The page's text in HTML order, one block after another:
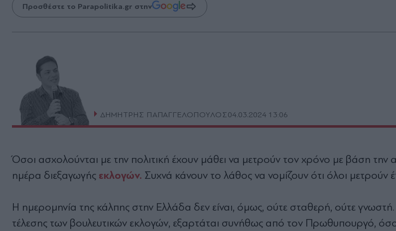
Προσθέστε το Parapolitika.gr στην
ΔΗΜΗΤΡΗΣ ΠΑΠΑΓΓΕΛΟΠΟΥΛΟΣ04.03.2024 13:06
Όσοι ασχολούνται με την πολιτική έχουν μάθει να μετρούν τον χρόνο με βάση
ημέρα διεξαγωγής εκλογών. Συχνά κάνουν το λάθος να νομίζουν ότι όλοι μετρούν
Η ημερομηνία της κάλπης στην Ελλάδα δεν είναι, όμως, ούτε σταθερή, ούτε
τέλεσης των βουλευτικών εκλογών, εξαρτάται συνήθως από τον Πρωθυπουργό,